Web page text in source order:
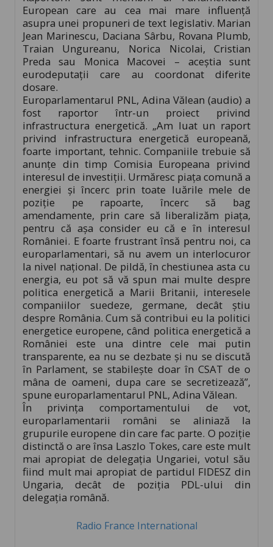
European care au cea mai mare influență
asupra unei propuneri de text legislativ. Marian
Jean Marinescu, Daciana Sârbu, Rovana Plumb,
Traian Ungureanu, Norica Nicolai, Cristian
Preda sau Monica Macovei – aceștia sunt
eurodeputații care au coordonat diferite
dosare.
Europarlamentarul PNL, Adina Vălean (audio) a
fost raportor într-un proiect privind
infrastructura energetică. „Am luat un raport
privind infrastructura energetică europeană,
foarte important, tehnic. Companiile trebuie să
anunțe din timp Comisia Europeana privind
interesul de investiții. Urmăresc piața comună a
energiei și încerc prin toate luările mele de
poziție pe rapoarte, încerc să bag
amendamente, prin care să liberalizăm piața,
pentru că așa consider eu că e în interesul
României. E foarte frustrant însă pentru noi, ca
europarlamentari, să nu avem un interlocuror
la nivel național. De pildă, în chestiunea asta cu
energia, eu pot să vă spun mai multe despre
politica energetică a Marii Britanii, interesele
companiilor suedeze, germane, decât știu
despre România. Cum să contribui eu la politici
energetice europene, când politica energetică a
României este una dintre cele mai putin
transparente, ea nu se dezbate și nu se discută
în Parlament, se stabilește doar în CSAT de o
mâna de oameni, dupa care se secretizează”,
spune europarlamentarul PNL, Adina Vălean.
În privința comportamentului de vot,
europarlamentarii români se aliniază la
grupurile europene din care fac parte. O poziție
distinctă o are însa Laszlo Tokes, care este mult
mai apropiat de delegația Ungariei, votul său
fiind mult mai apropiat de partidul FIDESZ din
Ungaria, decât de poziția PDL-ului din
delegația română.
Radio France International